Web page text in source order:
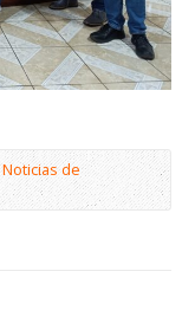
Noticias de